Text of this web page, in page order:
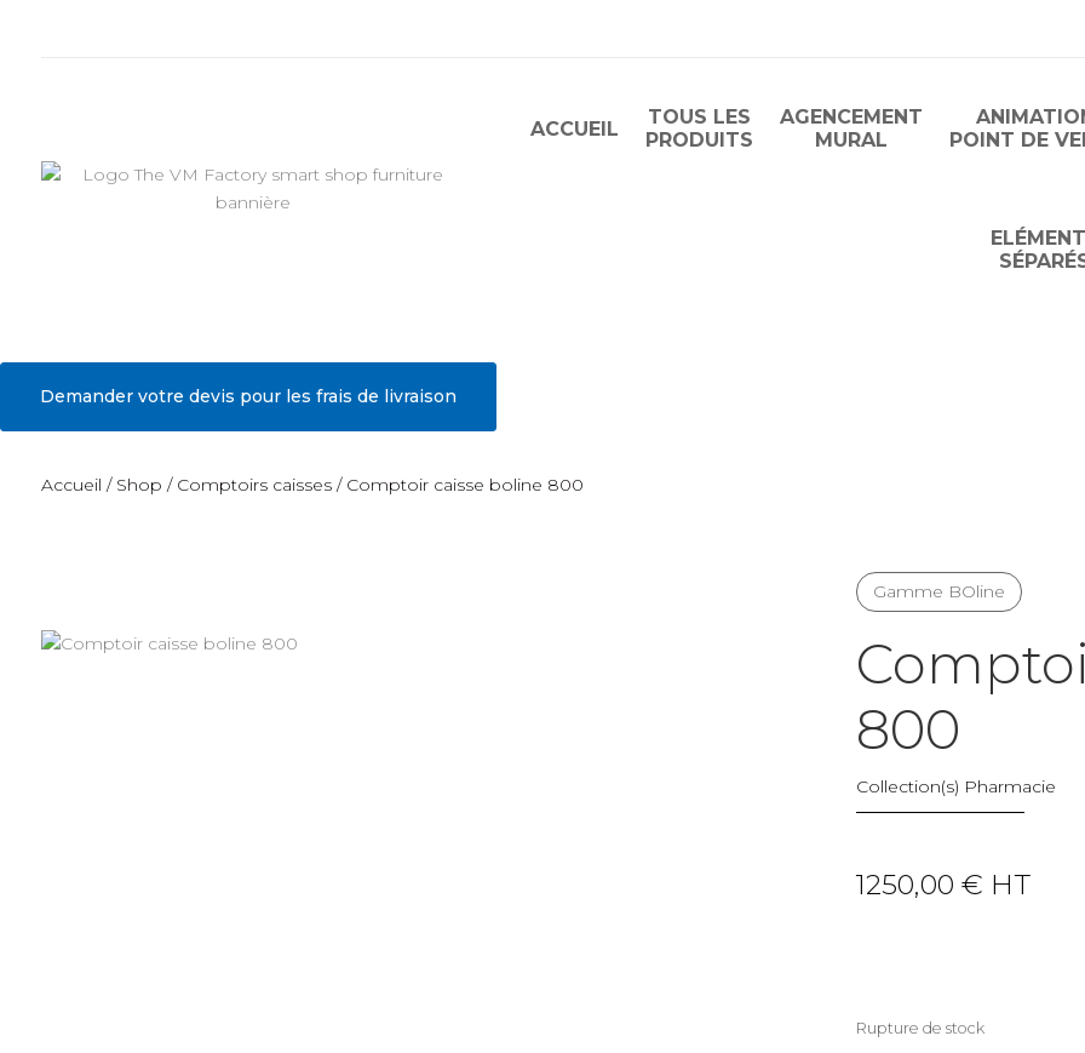
ACCUEIL
TOUS LES
PRODUITS
AGENCEMENT
MURAL
POINT DE
Demander votre devis pour les frais de livraison
Accueil / Shop / Comptoirs caisses/ Comptoir caisse boline 800
Gamme BOline
800
Collection(s) Pharmacie
1250,00€ HT
Rupture de stock